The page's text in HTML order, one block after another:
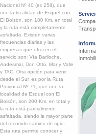
Nacional Nº 40 (ex 258), que
une la localidad de Esquel con
El Bolsón, son 180 Km. en total
y la ruta está completamente
asfaltada. Existen varias
frecuencias diarias y las
empresas que ofrecen el
servicio son: Vía Bariloche,
Andesmar, Don Otto, Mar y Valle
y TAC. Otra opción para venir
desde el Sur, es por la Ruta
Provincial Nº 71, que une la
localidad de Esquel con El
Bolsón, son 200 Km. en total y
la ruta está parcialmente
asfaltada, siendo la mayor parte
del recorrido camino de ripio.
Esta ruta permite conocer y